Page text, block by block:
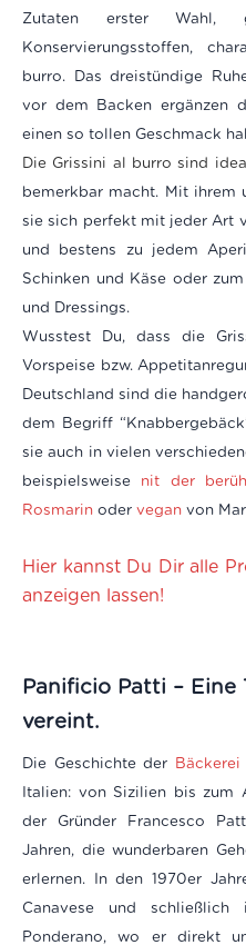
Zutaten erster Wahl,
Konservierungsstoffen,
burro. Das dreistündige
vor dem Backen ergänzen
einen so tollen Geschmack
Die Grissini al burro sind
bemerkbar macht. Mit ihrem
sie sich perfekt mit jeder Art
und bestens zu jedem
Schinken und Käse oder
und Dressings.
Wusstest Du, dass die
Vorspeise bzw.
Deutschland sind die
dem Begriff
sie auch in vielen
beispielsweise nit der
Rosmarin oder vegan von
Hier kannst Du Dir alle
anzeigen lassen!
Panificio Patti – Eine
vereint.
Die Geschichte der Bäckerei
Italien: von Sizilien bis zum
der Gründer Francesco
Jahren, die wunderbaren
erlernen. In den 1970er
Canavese und
Ponderano, wo er direkt